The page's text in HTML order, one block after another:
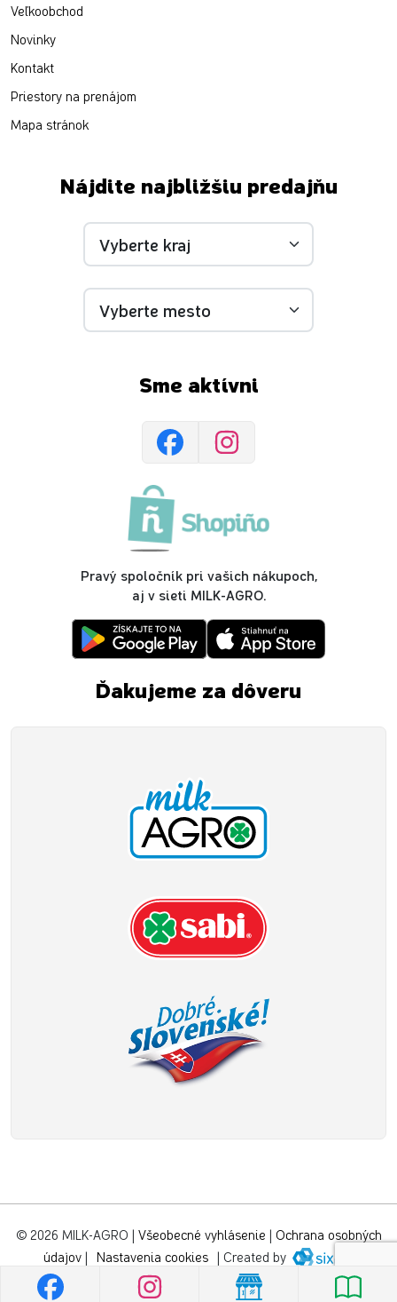
Veľkoobchod
Novinky
Kontakt
Priestory na prenájom
Mapa stránok
Nájdite najbližšiu predajňu
Sme aktívni
Pravý spoločník pri vašich nákupoch,
aj v sieti MILK-AGRO.
Ďakujeme za dôveru
© 2026 MILK-AGRO Všeobecné vyhlásenie
Ochrana osobných
údajov| Nastavenia cookies Created by